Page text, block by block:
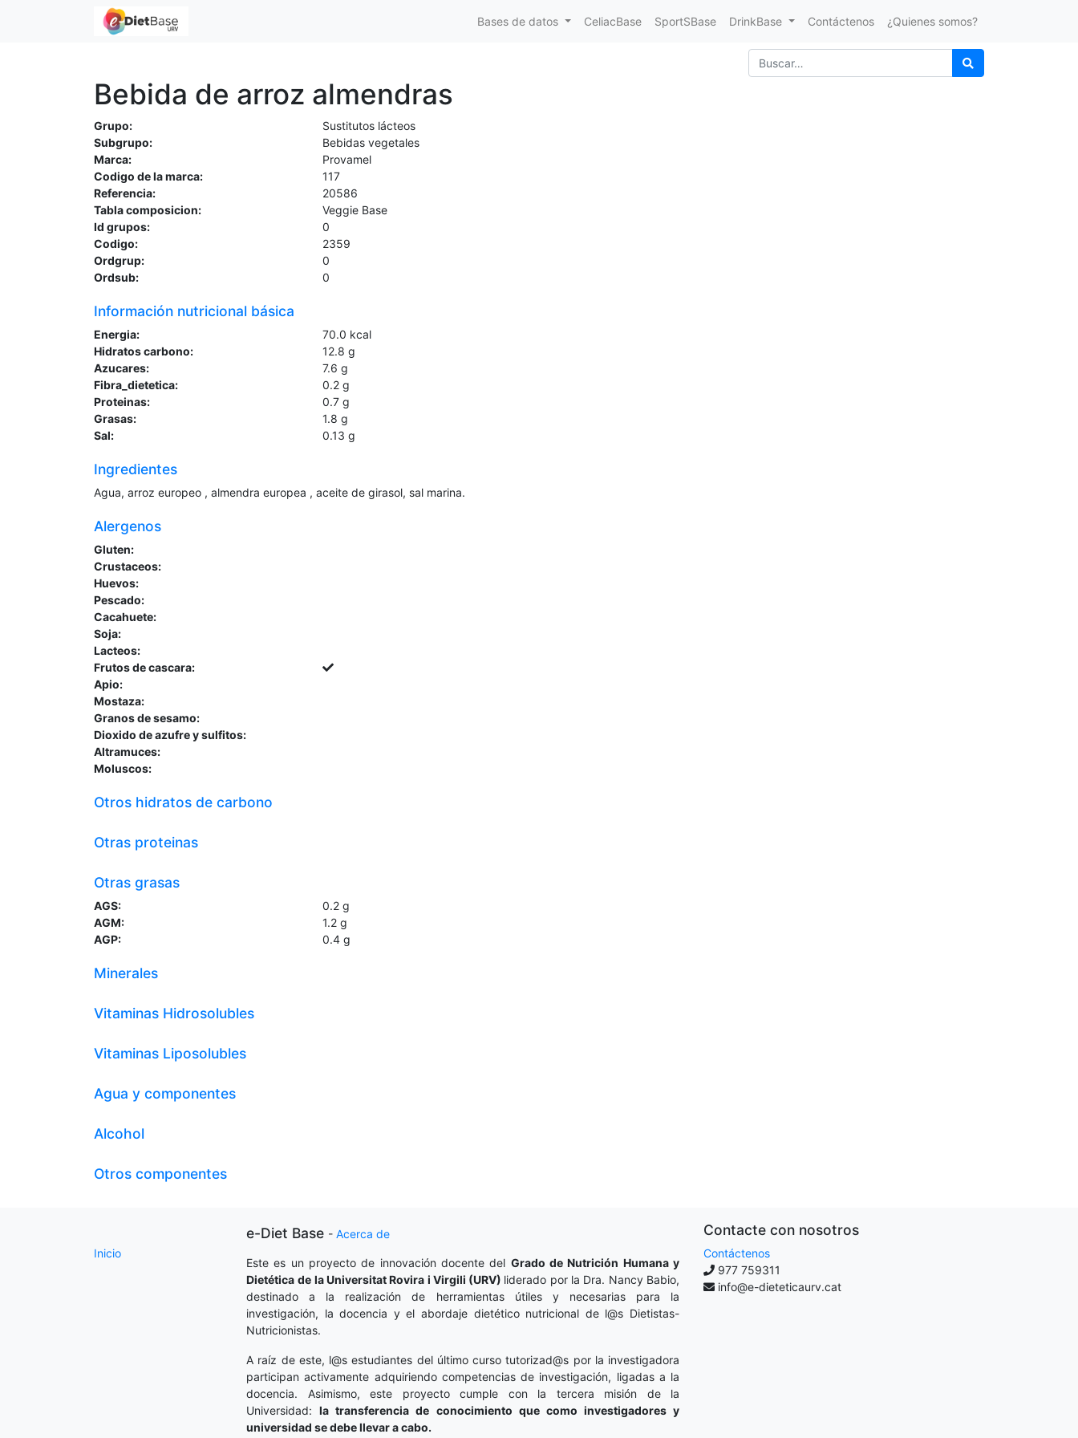
Bases de datos CeliacBase SportSBase DrinkBase Contáctenos ¿Quienes somos?
Bebida de arroz almendras
Grupo:
Sustitutos lácteos
Subgrupo:
Bebidas vegetales
Marca:
Provamel
Codigo de la marca:
117
Referencia:
20586
Tabla composicion:
Veggie Base
Id grupos:
0
Codigo:
2359
Ordgrup:
0
Ordsub:
0
Información nutricional básica
Energia: 70.0 kcal
Hidratos carbono:
12.8 g
Azucares:
7.6 g
Fibra_dietetica:
0.2 g
Proteinas:
0.7 g
Grasas:
1.8 g
Sal:
0.13 g
Ingredientes
Agua, arroz europeo , almendra europea , aceite de girasol, sal marina.
Alergenos
Gluten:
Crustaceos:
Huevos:
Pescado:
Cacahuete:
Soja:
Lacteos:
Frutos de cascara:
Apio:
Mostaza:
Granos de sesamo:
Dioxido de azufre y sulfitos:
Altramuces:
Moluscos:
Otros hidratos de carbono
Otras proteinas
Otras grasas
AGS: 0.2 g
AGM:
1.2 g
AGP:
0.4 g
Minerales
Vitaminas Hidrosolubles
Vitaminas Liposolubles
Agua y componentes
Alcohol
Otros componentes
Inicio
e-Diet Base - Acerca de
Este es un proyecto de innovación docente del Grado de Nutrición Humana y
Dietética de la Universitat Rovira i Virgili (URV) liderado por la Dra. Nancy Babio,
destinado a la realización de herramientas útiles y necesarias para la
investigación, la docencia y el abordaje dietético nutricional de l@s Dietistas-
Nutricionistas.
A raíz de este, l@s estudiantes del último curso tutorizad@s por la investigadora
participan activamente adquiriendo competencias de investigación, ligadas a la
docencia. Asimismo, este proyecto cumple con la tercera misión de la
Universidad:la transferencia de conocimiento que como investigadores y
universidad se debe llevar a cabo.
Contacte con nosotros
Contáctenos
977 759311
info@e-dieteticaurv.cat